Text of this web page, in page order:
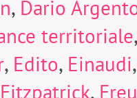
, Dario
territoriale
, Edito, Einaudi
Fitzpatrick,